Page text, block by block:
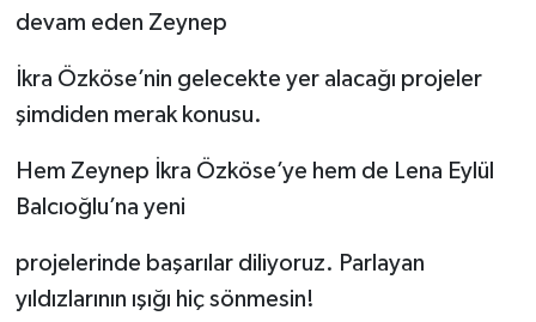
devam eden Zeynep
İkra Özköse’nin gelecekte yer alacağı projeler
şimdiden merak konusu.
Hem Zeynep İkra Özköse’ye hem de Lena Eylül
Balcıoğlu’na yeni
projelerinde başarılar diliyoruz. Parlayan
yıldızlarının ışığı hiç sönmesin!